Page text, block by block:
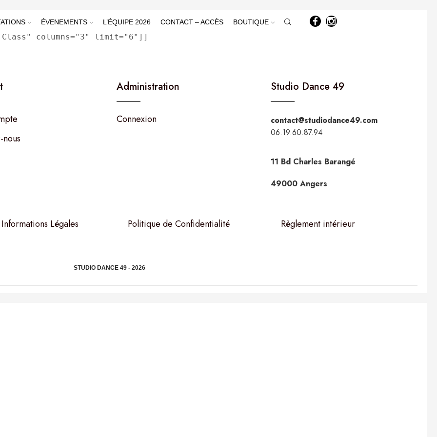
ÉVENEMENTS L’ÉQUIPE 2026 CONTACT – ACCÈS BOUTIQUE
columns="3" limit="6"]]
Administration
Connexion
Studio Dance 49
contact@studiodance49.com
06.19.60.87.94
11 Bd Charles Barangé
49000 Angers
Informations Légales Politique de Confidentialité Règlement intérieur
STUDIO DANCE 49 - 2026